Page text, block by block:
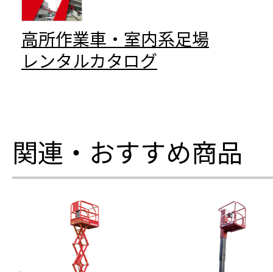
高所作業車・室内系足場
レンタルカタログ
関連・おすすめ商品